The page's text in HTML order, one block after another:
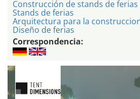
Construcción de stands de ferias
Stands de ferias
Arquitectura para la
Diseño de ferias
Correspondencia: